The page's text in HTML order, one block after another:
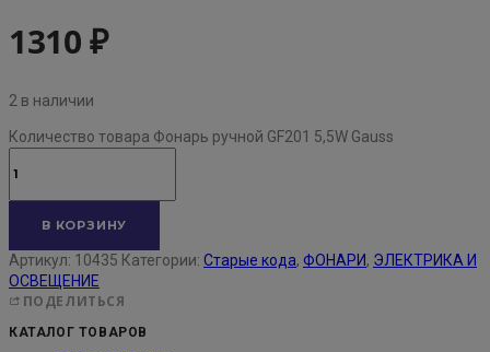
1310₽
2 в наличии
Количество товара Фонарь ручной GF201 5,5W Gauss
В КОРЗИНУ
Артикул: 10435 Категории: Старые кода, ФОНАРИ, ЭЛЕКТРИКА И
ОСВЕЩЕНИЕ
ПОДЕЛИТЬСЯ
КАТАЛОГ ТОВАРОВ